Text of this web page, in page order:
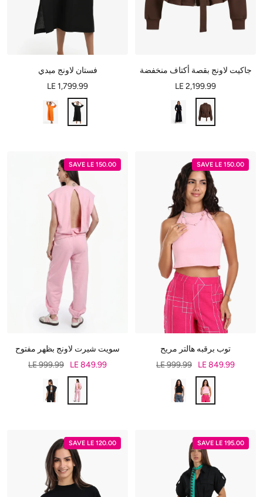
جاكيت لاونج بقصة أكتاف منخفضة
LE 2,199.99
فستان لاونج ميدي
LE 1,799.99
SAVE LE 150.00
توب برقبه هالتر مريح
LE 849.99
LE 999.99
SAVE LE 150.00
سويت شيرت لاونج بظهر مفتوح
LE 849.99
LE 999.99
SAVE LE 195.00
SAVE LE 120.00